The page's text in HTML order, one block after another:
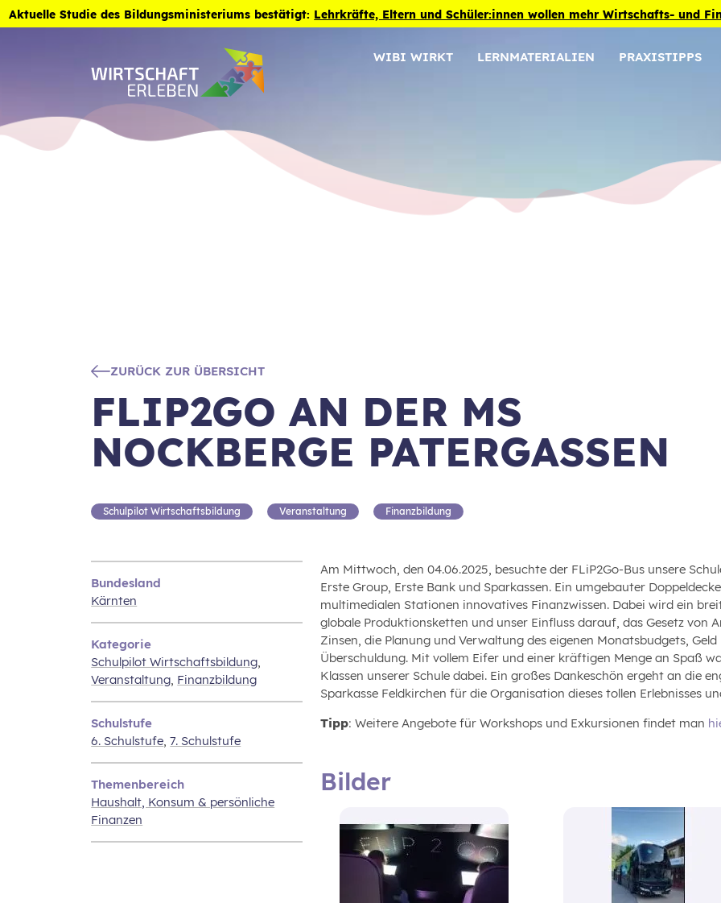
Zum Inhalt der Seite springen
Aktuelle Studie des Bildungsministeriums bestätigt: Lehrkräfte, Eltern und Schüler:innen wollen mehr Wirtschafts- und
WIBI WIRKT LERNMATERIALIEN PRAXISTIPPS
ZURÜCK ZUR ÜBERSICHT
FLIP2GO AN DER MS
NOCKBERGE PATERGASSEN
Schulpilot Wirtschaftsbildung Veranstaltung Finanzbildung
Bundesland
Kärnten
Kategorie
Schulpilot Wirtschaftsbildung,
Veranstaltung, Finanzbildung
Schulstufe
6. Schulstufe,7. Schulstufe
Themenbereich
Haushalt, Konsum & persönliche
Finanzen
Am Mittwoch, den 04.06.2025, besuchte der FLiP2Go-Bus unsere
Erste Group, Erste Bank und Sparkassen. Ein umgebauter
multimedialen Stationen innovatives Finanzwissen. Dabei wird ein
globale Produktionsketten und unser Einfluss darauf, das Gesetz von
Zinsen, die Planung und Verwaltung des eigenen Monatsbudgets,
Überschuldung. Mit vollem Eifer und einer kräftigen Menge an Spaß
Klassen unserer Schule dabei. Ein großes Dankeschön ergeht an die
Sparkasse Feldkirchen für die Organisation dieses tollen Erlebnisses
Tipp: Weitere Angebote für Workshops und Exkursionen findet man
Bilder